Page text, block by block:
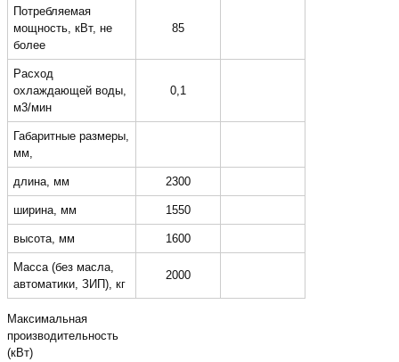
Потребляемая
мощность, кВт, не
более
85
Расход
охлаждающей воды,
м3/мин
0,1
Габаритные размеры,
мм,
длина, мм 2300
ширина, мм 1550
высота, мм 1600
Масса (без масла,
автоматики, ЗИП), кг
2000
Максимальная
производительность
(кВт)